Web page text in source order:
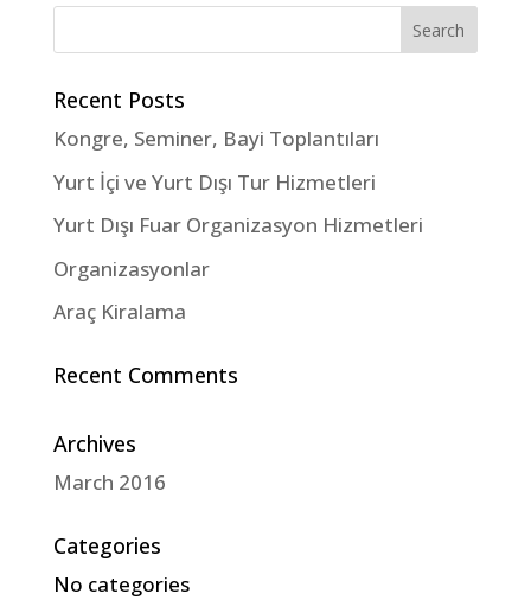
Recent Posts
Kongre, Seminer, Bayi Toplantıları
Yurt İçi ve Yurt Dışı Tur Hizmetleri
Yurt Dışı Fuar Organizasyon Hizmetleri
Organizasyonlar
Araç Kiralama
Recent Comments
Archives
March 2016
Categories
No categories